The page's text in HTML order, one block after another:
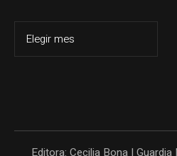
Editora: Cecilia Bona | Guardia